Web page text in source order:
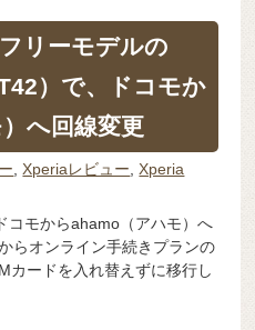
リーモデルの
）で、ドコモか
へ回線変更
,Xperiaレビュー ,Xperia
コモからahamo（アハモ）へ
らオンライン手続きプランの
カードを入れ替えずに移行し